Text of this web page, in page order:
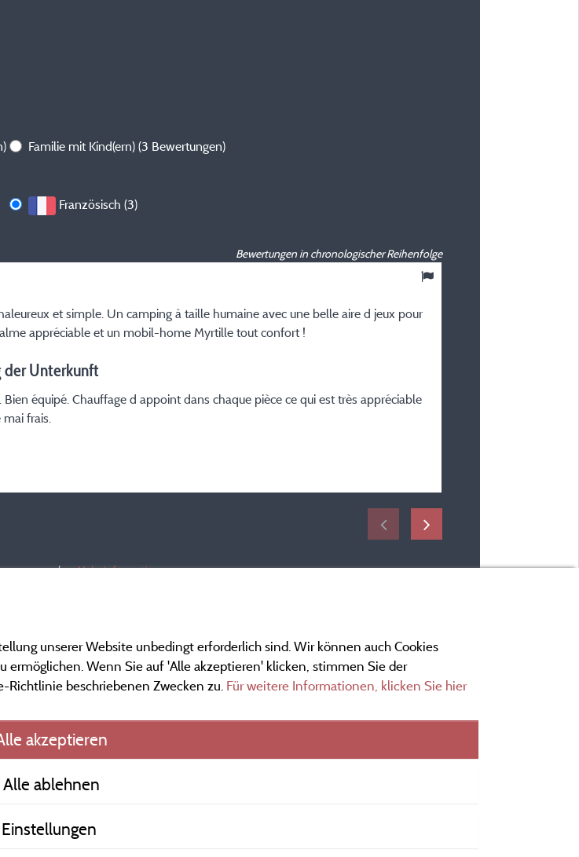
Familie mit Kind(ern)(3 Bewertungen)
Französisch (3)
Bewertungen in chronologischer Reihenfolge
et simple. Un camping à taille humaine avec une belle aire d jeux pour
appréciable et un mobil-home Myrtille tout confort !
der Unterkunft
Bien équipé. Chauffage d appoint dans chaque pièce ce qui est très appréciable
frais.
wurden.Mehr Informationen
unserer Website unbedingt erforderlich sind. Wir können auch Cookies
ermöglichen. Wenn Sie auf 'Alle akzeptieren' klicken, stimmen Sie der
Richtlinie beschriebenen Zwecken zu. Für weitere Informationen, klicken Sie hier
akzeptieren
Alle ablehnen
Einstellungen